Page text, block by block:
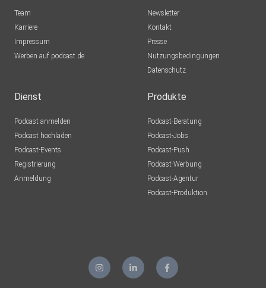
Team
Karriere
Impressum
Werben auf podcast.de
Newsletter
Kontakt
Presse
Nutzungsbedingungen
Datenschutz
Dienst
Podcast anmelden
Podcast hochladen
Podcast-Events
Registrierung
Anmeldung
Produkte
Podcast-Beratung
Podcast-Jobs
Podcast-Push
Podcast-Werbung
Podcast-Agentur
Podcast-Produktion